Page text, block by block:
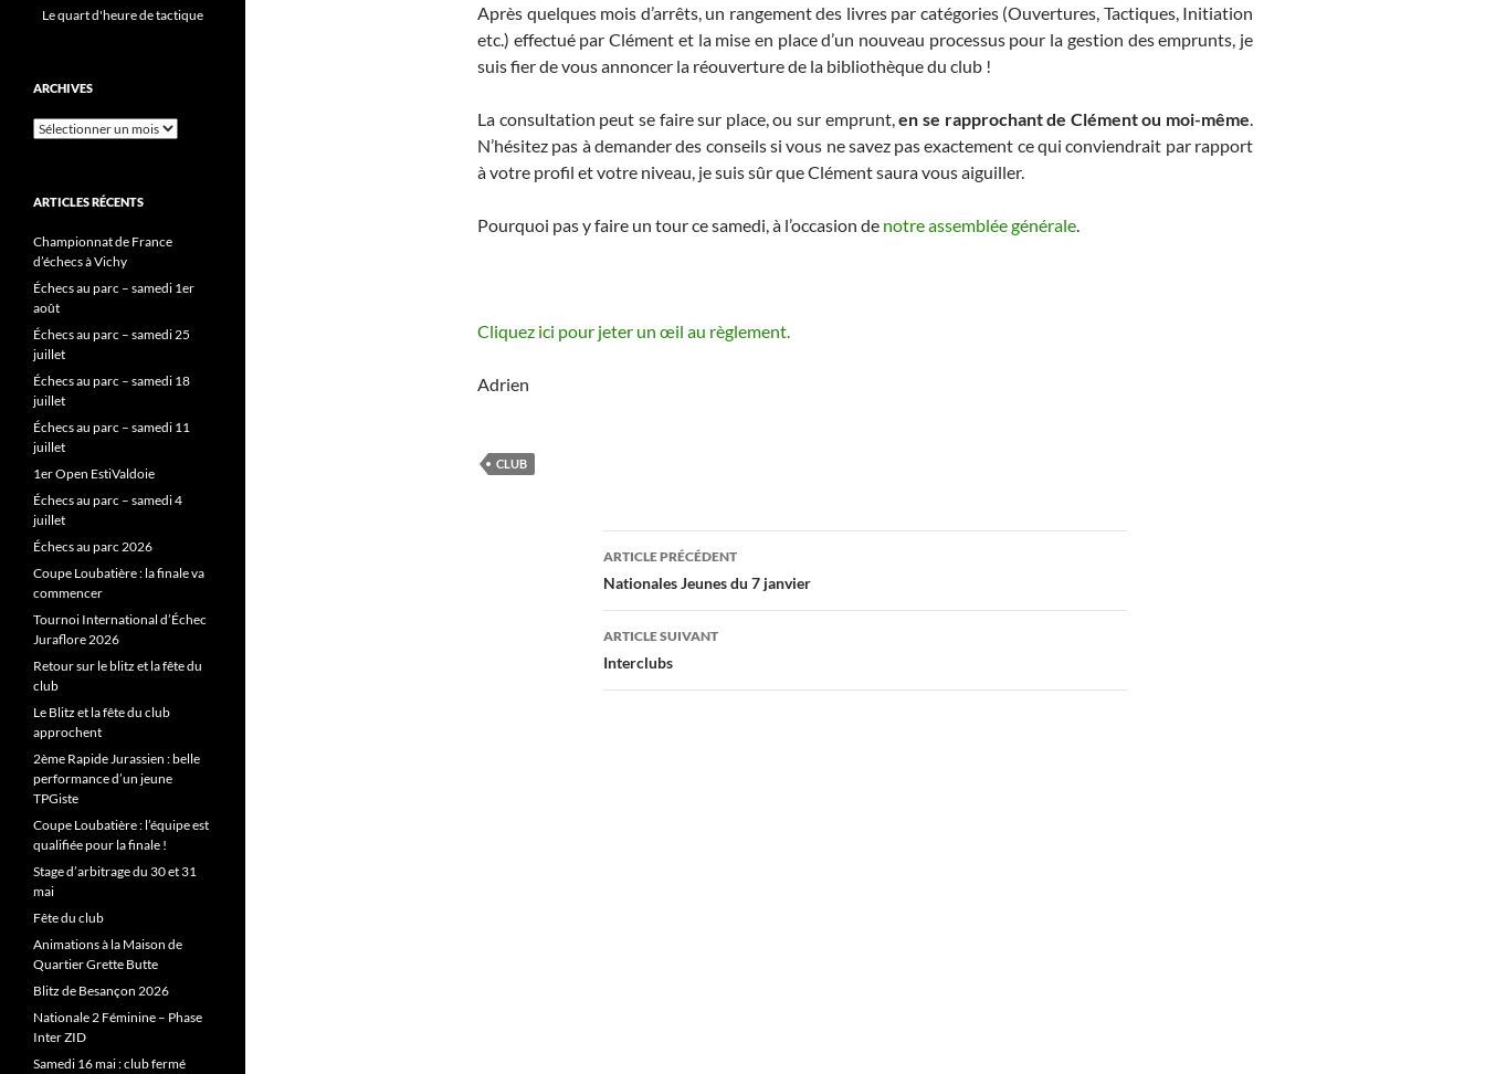
Après quelques mois d’arrêts, un rangement des livres par catégories (Ouvertures, Tactiques, Initiation
etc.) effectué par Clément et la mise en place d’un nouveau processus pour la gestion des emprunts, je
suis fier de vous annoncer la réouverture de la bibliothèque du club !
La consultation peut se faire sur place, ou sur emprunt,en se rapprochant de Clément ou moi-même
N’hésitez pas à demander des conseils si vous ne savez pas exactement ce qui conviendrait par rapport
à votre profil et votre niveau, je suis sûr que Clément saura vous aiguiller.
Pourquoi pas y faire un tour ce samedi, à l’occasion de notre assemblée générale
Cliquez ici pour jeter un œil au règlement.
Adrien
CLUB
Navigation
des
articles
ARTICLE PRÉCÉDENT
Nationales Jeunes du 7 janvier
ARTICLE SUIVANT
Interclubs
Le quart d'heure de tactique
ARCHIVES
Archives
ARTICLES RÉCENTS
Championnat de France
d’échecs à Vichy
Échecs au parc – samedi 1er
août
Échecs au parc – samedi 25
juillet
Échecs au parc – samedi 18
juillet
Échecs au parc – samedi 11
juillet
1er Open EstiValdoie
Échecs au parc – samedi 4
juillet
Échecs au parc 2026
Coupe Loubatière : la finale va
commencer
Tournoi International d’Échec
Juraflore 2026
Retour sur le blitz et la fête du
club
Le Blitz et la fête du club
approchent
2ème Rapide Jurassien : belle
performance d’un jeune
TPGiste
Coupe Loubatière : l’équipe est
qualifiée pour la finale !
Stage d’arbitrage du 30 et 31
mai
Fête du club
Animations à la Maison de
Quartier Grette Butte
Blitz de Besançon 2026
Nationale 2 Féminine – Phase
Inter ZID
Samedi 16 mai : club fermé